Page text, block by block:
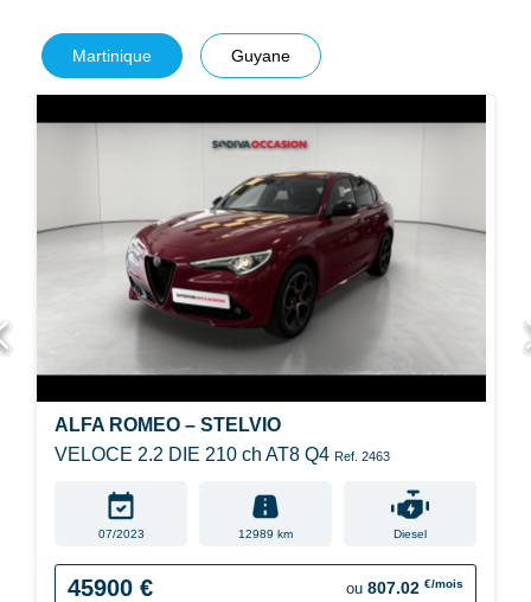
Martinique Guyane
ALFA ROMEO – STELVIO
VELOCE 2.2 DIE 210 ch AT8 Q4 Ref. 2463
07/2023 12989 km Diesel
45900 € ou 807.02 €/mois